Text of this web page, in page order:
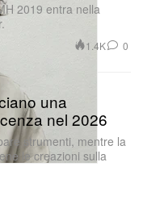
2019 entra nella
1.4K 0
una
nel 2026
strumenti, mentre la
le creazioni sulla